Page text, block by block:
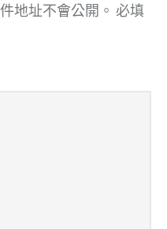
地址不會公開。 必填